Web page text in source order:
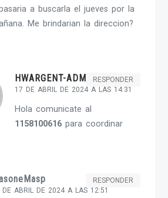
a buscarla el jueves por la
Me brindarian la direccion?
HWARGENT-ADMIN
17 DE ABRIL DE 2024 A LAS 14:31
RESPONDER
Hola comunicate al
1158100616para coordinar
DE ABRIL DE 2024 A LAS 12:51
RESPONDER